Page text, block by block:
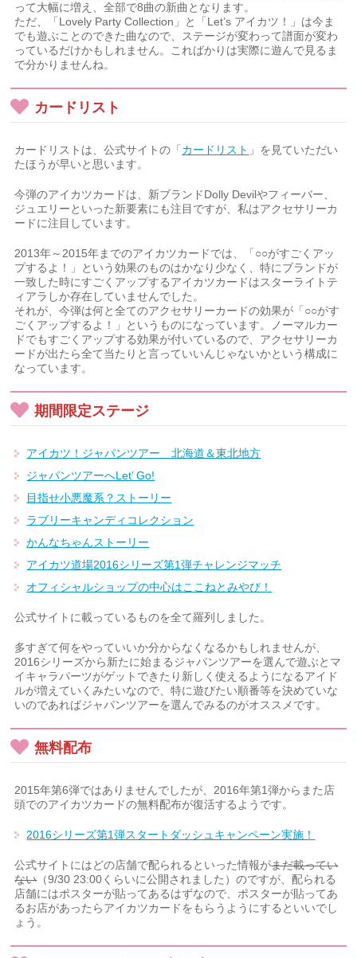
って大幅に増え、全部で8曲の新曲となります。
ただ、「Lovely Party Collection」と「Let’s アイカツ！」は今ま
でも遊ぶことのできた曲なので、ステージが変わって譜面が変わ
っているだけかもしれません。こればかりは実際に遊んで見るま
で分かりませんね。
カードリスト
カードリストは、公式サイトの「 カードリスト 」を見ていただい
たほうが早いと思います。
今弾のアイカツカードは、新ブランドDolly Devilやフィーバー、
ジュエリーといった新要素にも注目ですが、私はアクセサリーカ
ードに注目しています。
2013年～2015年までのアイカツカードでは、「○○がすごくアッ
プするよ！」という効果のものはかなり少なく、特にブランドが
一致した時にすごくアップするアイカツカードはスターライトテ
ィアラしか存在していませんでした。
それが、今弾は何と全てのアクセサリーカードの効果が「○○がす
ごくアップするよ！」というものになっています。ノーマルカー
ドでもすごくアップする効果が付いているので、アクセサリーカ
ードが出たら全て当たりと言っていいんじゃないかという構成に
なっています。
期間限定ステージ
アイカツ！ジャパンツアー 北海道＆東北地方
ジャパンツアーへLet’ Go!
目指せ小悪魔系？ストーリー
ラブリーキャンディコレクション
かんなちゃんストーリー
アイカツ道場2016シリーズ第1弾チャレンジマッチ
オフィシャルショップの中心はここねとみやび！
公式サイトに載っているものを全て羅列しました。
多すぎて何をやっていいか分からなくなるかもしれませんが、
2016シリーズから新たに始まるジャパンツアーを選んで遊ぶとマ
イキャラパーツがゲットできたり新しく使えるようになるアイド
ルが増えていくみたいなので、特に遊びたい順番等を決めていな
いのであればジャパンツアーを選んでみるのがオススメです。
無料配布
2015年第6弾ではありませんでしたが、2016年第1弾からまた店
頭でのアイカツカードの無料配布が復活するようです。
2016シリーズ第1弾スタートダッシュキャンペーン実施！
公式サイトにはどの店舗で配られるといった情報がまだ載ってい
ない（9/30 23:00くらいに公開されました）のですが、配られる
店舗にはポスターが貼ってあるはずなので、ポスターが貼ってあ
るお店があったらアイカツカードをもらうようにするといいでし
ょう。